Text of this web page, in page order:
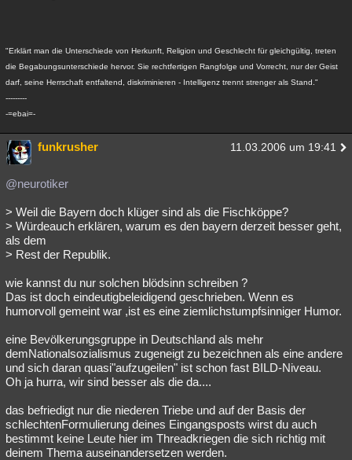
"Erklärt man die Unterschiede von Herkunft, Religion und Geschlecht für gleichgültig, treten
die Begabungsunterschiede hervor. Sie rechtfertigen Rangfolge und Vorrecht, nur der Geist
darf, seine Herrschaft entfaltend, diskriminieren - Intelligenz trennt strenger als Stand."
---------
-=ebai=-
funkrusher 11.03.2006 um 19:41
@neurotiker
> Weil die Bayern doch klüger sind als die Fischköppe?
> Würdeauch erklären, warum es den bayern derzeit besser geht,
als dem
> Rest der Republik.
wie kannst du nur solchen blödsinn schreiben ?
Das ist doch eindeutigbeleidigend geschrieben. Wenn es
humorvoll gemeint war ,ist es eine ziemlichstumpfsinniger Humor.
eine Bevölkerungsgruppe in Deutschland als mehr
demNationalsozialismus zugeneigt zu bezeichnen als eine andere
und sich daran quasi"aufzugeilen" ist schon fast BILD-Niveau.
Oh ja hurra, wir sind besser als die da....
das befriedigt nur die niederen Triebe und auf der Basis der
schlechtenFormulierung deines Eingangsposts wirst du auch
bestimmt keine Leute hier im Threadkriegen die sich richtig mit
deinem Thema auseinandersetzen werden.